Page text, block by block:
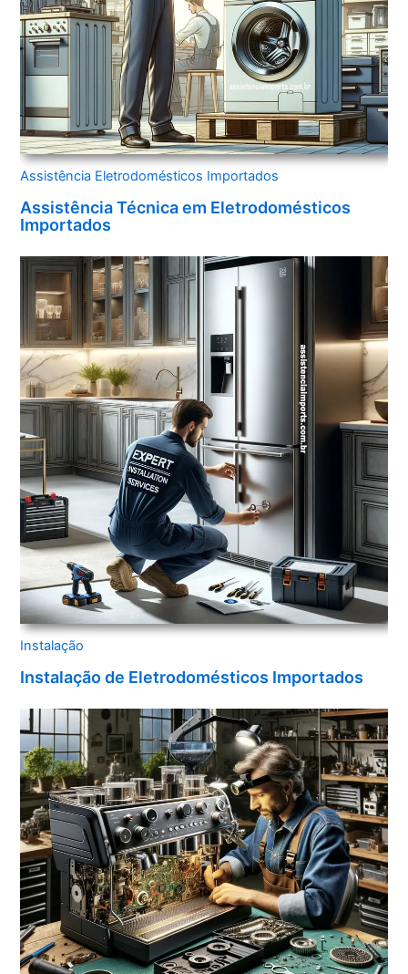
Assistência Eletrodomésticos Importados
Assistência Técnica em Eletrodomésticos
Importados
Instalação
Instalação de Eletrodomésticos Importados